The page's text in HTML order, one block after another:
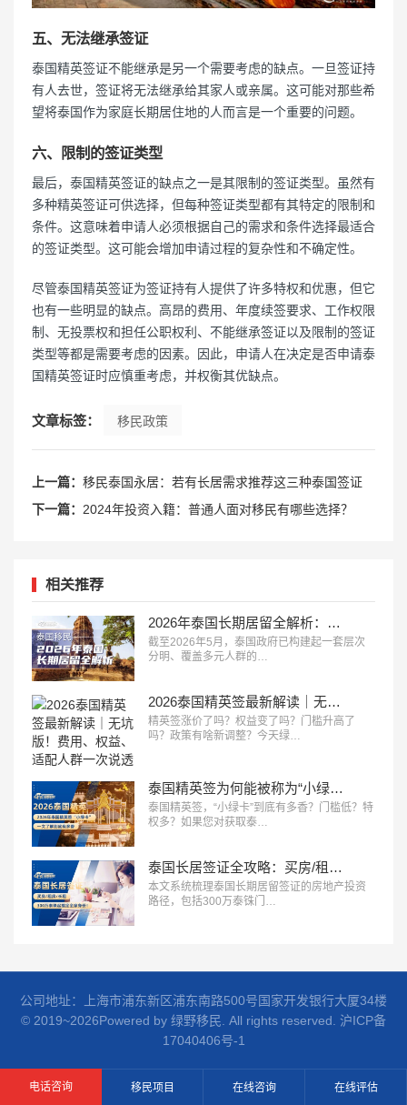
五、无法继承签证
泰国精英签证不能继承是另一个需要考虑的缺点。一旦签证持
有人去世，签证将无法继承给其家人或亲属。这可能对那些希
望将泰国作为家庭长期居住地的人而言是一个重要的问题。
六、限制的签证类型
最后，泰国精英签证的缺点之一是其限制的签证类型。虽然有
多种精英签证可供选择，但每种签证类型都有其特定的限制和
条件。这意味着申请人必须根据自己的需求和条件选择最适合
的签证类型。这可能会增加申请过程的复杂性和不确定性。
尽管泰国精英签证为签证持有人提供了许多特权和优惠，但它
也有一些明显的缺点。高昂的费用、年度续签要求、工作权限
制、无投票权和担任公职权利、不能继承签证以及限制的签证
类型等都是需要考虑的因素。因此，申请人在决定是否申请泰
国精英签证时应慎重考虑，并权衡其优缺点。
文章标签： 移民政策
上一篇： 移民泰国永居：若有长居需求推荐这三种泰国签证
下一篇： 2024年投资入籍：普通人面对移民有哪些选择？
相关推荐
2026年泰国长期居留全解析：八大合法路径，总有一条适合你
截至2026年5月，泰国政府已构建起一套层次
分明、覆盖多元人群的…
2026泰国精英签最新解读｜无坑版！费用、权益、适配人群一次说透
精英签涨价了吗？权益变了吗？门槛升高了
吗？政策有啥新调整？今天绿…
泰国精英签为何能被称为“小绿卡”？一文告诉你到底有多香！
泰国精英签，“小绿卡”到底有多香？门槛低？特
权多？如果您对获取泰…
泰国长居签证全攻略：买房/租房/长租，300万泰铢起搞定全家身份！
本文系统梳理泰国长期居留签证的房地产投资
路径，包括300万泰铢门…
公司地址：上海市浦东新区浦东南路500号国家开发银行大厦34楼
© 2019~2026Powered by 绿野移民. All rights reserved. 沪ICP备
17040406号-1
电话咨询 移民项目 在线咨询 在线评估